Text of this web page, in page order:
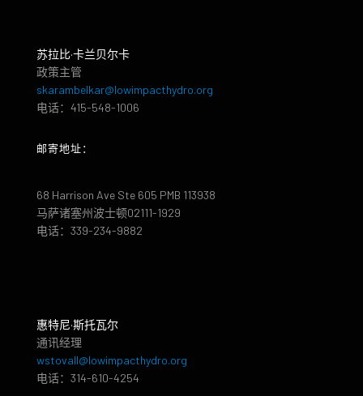
苏拉比·卡兰贝尔卡
政策主管
skarambelkar@lowimpacthydro.org
电话：415-548-1006
邮寄地址：
68 Harrison Ave Ste 605 PMB 113938
马萨诸塞州波士顿02111-1929
电话：339-234-9882
惠特尼·斯托瓦尔
通讯经理
wstovall@lowimpacthydro.org
电话：314-610-4254